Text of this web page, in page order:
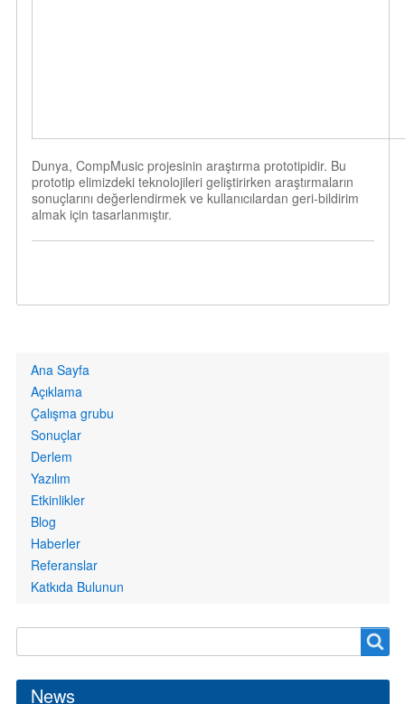
Dunya, CompMusic projesinin araştırma prototipidir. Bu
prototip elimizdeki teknolojileri geliştirirken araştırmaların
sonuçlarını değerlendirmek ve kullanıcılardan geri-bildirim
almak için tasarlanmıştır.
Primary
links
Ana Sayfa
Açıklama
Çalışma grubu
Sonuçlar
Derlem
Yazılım
Etkinlikler
Blog
Haberler
Referanslar
Katkıda Bulunun
form
News